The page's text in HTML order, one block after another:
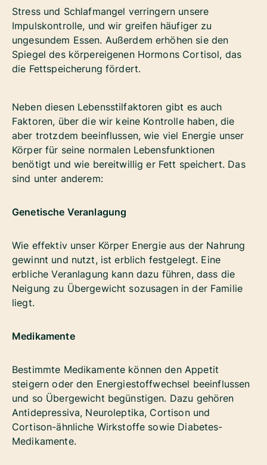
Stress und Schlafmangel verringern unsere
Impulskontrolle, und wir greifen häufiger zu
ungesundem Essen. Außerdem erhöhen sie den
Spiegel des körpereigenen Hormons Cortisol, das
die Fettspeicherung fördert.
Neben diesen Lebensstilfaktoren gibt es auch
Faktoren, über die wir keine Kontrolle haben, die
aber trotzdem beeinflussen, wie viel Energie unser
Körper für seine normalen Lebensfunktionen
benötigt und wie bereitwillig er Fett speichert. Das
sind unter anderem:
Genetische Veranlagung
Wie effektiv unser Körper Energie aus der Nahrung
gewinnt und nutzt, ist erblich festgelegt. Eine
erbliche Veranlagung kann dazu führen, dass die
Neigung zu Übergewicht sozusagen in der Familie
liegt.
Medikamente
Bestimmte Medikamente können den Appetit
steigern oder den Energiestoffwechsel beeinflussen
und so Übergewicht begünstigen. Dazu gehören
Antidepressiva, Neuroleptika, Cortison und
Cortison-ähnliche Wirkstoffe sowie Diabetes-
Medikamente.